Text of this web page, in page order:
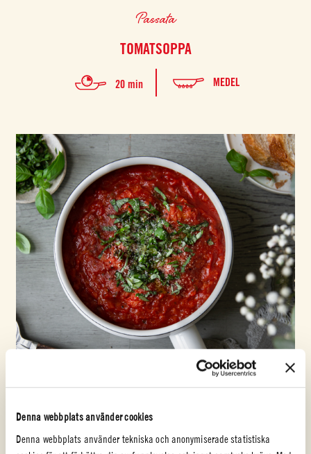
Denna webbplats använder cookies
Denna webbplats använder tekniska och anonymiserade statistiska
Passata
TOMATSOPPA
20 min MEDEL